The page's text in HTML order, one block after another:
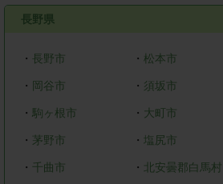
長野県
・ 長野市 ・ 松本市
・ 岡谷市 ・ 須坂市
・ 駒ヶ根市 ・ 大町市
・ 茅野市 ・ 塩尻市
・ 千曲市 ・ 北安曇郡白馬村